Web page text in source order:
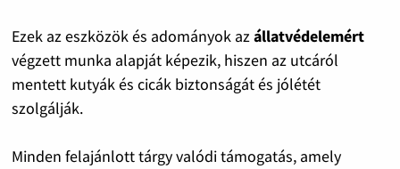
Ezek az eszközök és adományok azállatvédelemért
végzett munka alapját képezik, hiszen az utcáról
mentett kutyák és cicák biztonságát és jólétét
szolgálják.
Minden felajánlott tárgy valódi támogatás, amely